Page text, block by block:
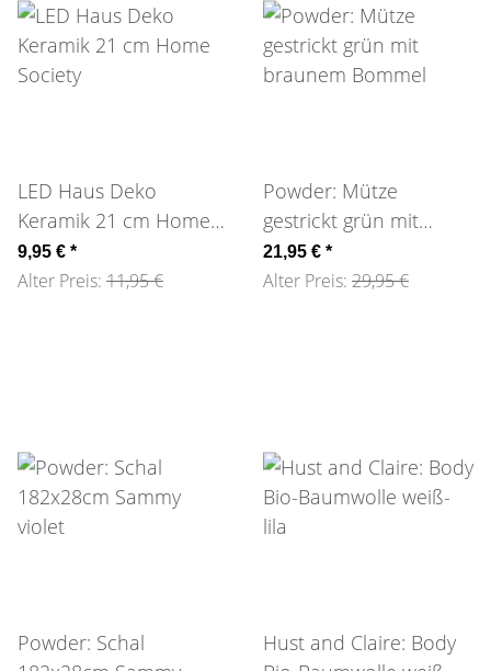
LED Haus Deko
Keramik 21 cm Home
Society
9,95 € *
Alter Preis: 11,95 €
Powder: Mütze
gestrickt grün mit
braunem Bommel
21,95 € *
Alter Preis: 29,95 €
Powder: Schal
Hust and Claire: Body